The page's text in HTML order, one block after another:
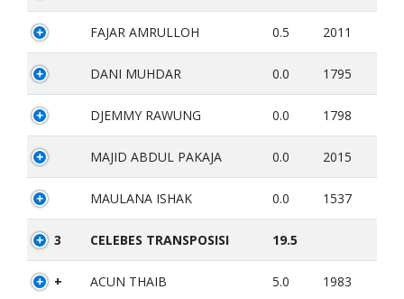
FAJAR AMRULLOH 0.5 2011
DANI MUHDAR 0.0 1795
DJEMMY RAWUNG 0.0 1798
MAJID ABDUL PAKAJA 0.0 2015
MAULANA ISHAK 0.0 1537
3 CELEBES TRANSPOSISI 19.5
+ ACUN THAIB 5.0 1983